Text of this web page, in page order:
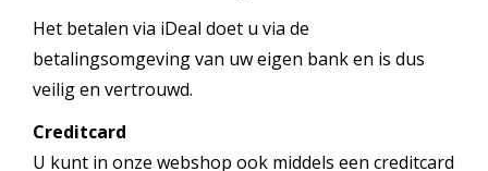
Het betalen via iDeal doet u via de
betalingsomgeving van uw eigen bank en is dus
veilig en vertrouwd.
Creditcard
U kunt in onze webshop ook middels een creditcard